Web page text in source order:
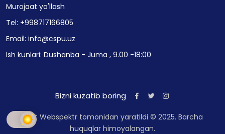
Murojaat yo'llash
Tel: +998717166805
Email: info@cspu.uz
Ish kunlari: Dushanba - Juma , 9.00 -18:00
Bizni kuzatib boring
Sayt Webspektr tomonidan yaratildi © 2025. Barcha
huquqlar himoyalangan.